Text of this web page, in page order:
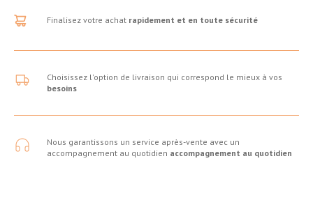
Finalisez votre achat rapidement et en toute sécurité
Choisissez l'option de livraison qui correspond le mieux à vos
besoins
Nous garantissons un service après-vente avec un
accompagnement au quotidien accompagnement au quotidien